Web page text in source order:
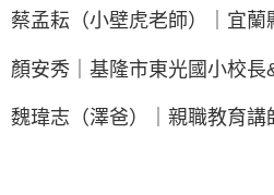
蔡孟耘（小壁虎老師）｜宜蘭
顏安秀｜基隆市東光國小校長
魏瑋志（澤爸）｜親職教育講